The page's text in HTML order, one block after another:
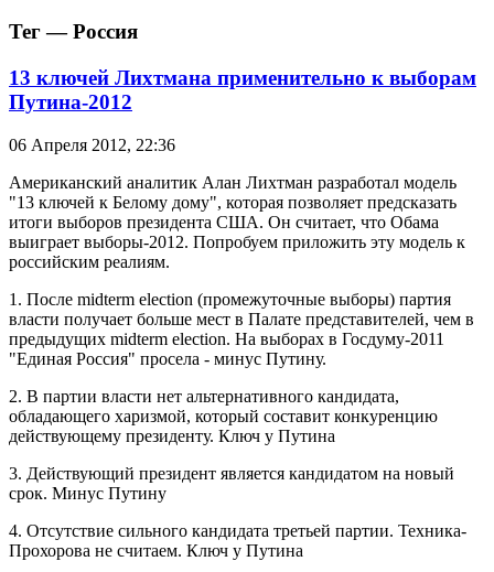
Тег — Россия
13 ключей Лихтмана применительно к выборам
Путина-2012
06 Апреля 2012, 22:36
Американский аналитик Алан Лихтман разработал модель
"13 ключей к Белому дому", которая позволяет предсказать
итоги выборов президента США. Он считает, что Обама
выиграет выборы-2012. Попробуем приложить эту модель к
российским реалиям.
1. После midterm election (промежуточные выборы) партия
власти получает больше мест в Палате представителей, чем в
предыдущих midterm election. На выборах в Госдуму-2011
"Единая Россия" просела - минус Путину.
2. В партии власти нет альтернативного кандидата,
обладающего харизмой, который составит конкуренцию
действующему президенту. Ключ у Путина
3. Действующий президент является кандидатом на новый
срок. Минус Путину
4. Отсутствие сильного кандидата третьей партии. Техника-
Прохорова не считаем. Ключ у Путина